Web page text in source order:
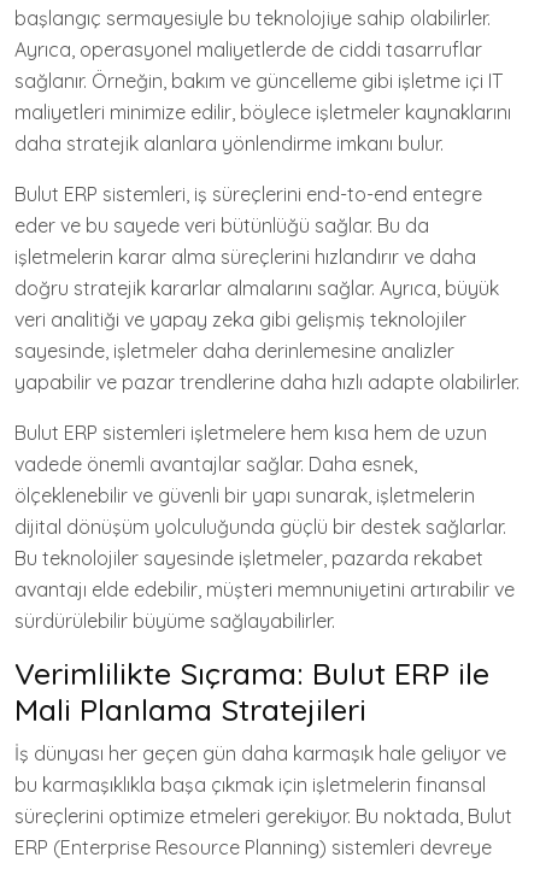
başlangıç sermayesiyle bu teknolojiye sahip olabilirler.
Ayrıca, operasyonel maliyetlerde de ciddi tasarruflar
sağlanır. Örneğin, bakım ve güncelleme gibi işletme içi IT
maliyetleri minimize edilir, böylece işletmeler kaynaklarını
daha stratejik alanlara yönlendirme imkanı bulur.
Bulut ERP sistemleri, iş süreçlerini end-to-end entegre
eder ve bu sayede veri bütünlüğü sağlar. Bu da
işletmelerin karar alma süreçlerini hızlandırır ve daha
doğru stratejik kararlar almalarını sağlar. Ayrıca, büyük
veri analitiği ve yapay zeka gibi gelişmiş teknolojiler
sayesinde, işletmeler daha derinlemesine analizler
yapabilir ve pazar trendlerine daha hızlı adapte olabilirler.
Bulut ERP sistemleri işletmelere hem kısa hem de uzun
vadede önemli avantajlar sağlar. Daha esnek,
ölçeklenebilir ve güvenli bir yapı sunarak, işletmelerin
dijital dönüşüm yolculuğunda güçlü bir destek sağlarlar.
Bu teknolojiler sayesinde işletmeler, pazarda rekabet
avantajı elde edebilir, müşteri memnuniyetini artırabilir ve
sürdürülebilir büyüme sağlayabilirler.
Verimlilikte Sıçrama: Bulut ERP ile
Mali Planlama Stratejileri
İş dünyası her geçen gün daha karmaşık hale geliyor ve
bu karmaşıklıkla başa çıkmak için işletmelerin finansal
süreçlerini optimize etmeleri gerekiyor. Bu noktada, Bulut
ERP (Enterprise Resource Planning) sistemleri devreye